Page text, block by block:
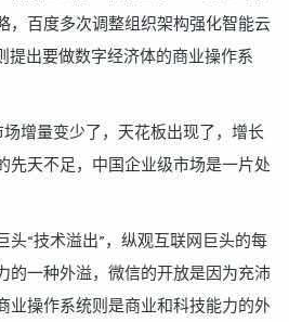
，百度多次调整组织架构强化智能云
提出要做数字经济体的商业操作系
增量变少了，天花板出现了，增长
先天不足，中国企业级市场是一片处
头“技术溢出”，纵观互联网巨头的每
的一种外溢，微信的开放是因为充沛
业操作系统则是商业和科技能力的外